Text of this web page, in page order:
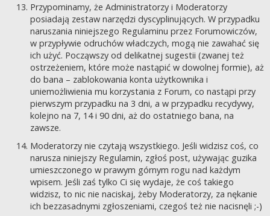
Przypominamy, że Administratorzy i Moderatorzy
posiadają zestaw narzędzi dyscyplinujących. W przypadku
naruszania niniejszego Regulaminu przez Forumowiczów,
w przypływie odruchów władczych, mogą nie zawahać się
ich użyć. Począwszy od delikatnej sugestii (zwanej też
ostrzeżeniem, które może nastąpić w dowolnej formie), aż
do bana – zablokowania konta użytkownika i
uniemożliwienia mu korzystania z Forum, co nastąpi przy
pierwszym przypadku na 3 dni, a w przypadku recydywy,
kolejno na 7, 14 i 90 dni, aż do ostatniego bana, na
zawsze.
Moderatorzy nie czytają wszystkiego. Jeśli widzisz coś, co
narusza niniejszy Regulamin, zgłoś post, używając guzika
umieszczonego w prawym górnym rogu nad każdym
wpisem. Jeśli zaś tylko Ci się wydaje, że coś takiego
widzisz, to nic nie naciskaj, żeby Moderatorzy, za nękanie
ich bezzasadnymi zgłoszeniami, czegoś też nie nacisnęli ;-)